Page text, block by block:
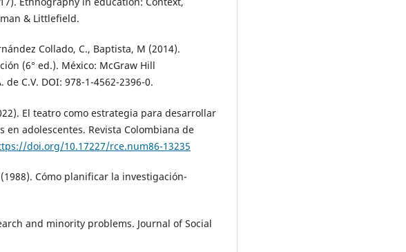
& Littlefield.
Collado, C., Baptista, M (2014).
(6° ed.). México: McGraw Hill
C.V. DOI: 978-1-4562-2396-0.
El teatro como estrategia para desarrollar
en adolescentes. Revista Colombiana de
doi.org/10.17227/rce.num86-13235
Cómo planificar la investigación-
and minority problems. Journal of Social